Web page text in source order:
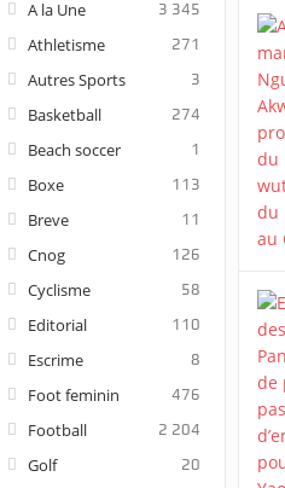
A la Une 3 345
Athletisme 271
Autres Sports 3
Basketball 274
Beach soccer 1
Boxe 113
Breve 11
Cnog 126
Cyclisme 58
Editorial 110
Escrime 8
Foot feminin 476
Football 2 204
Golf 20